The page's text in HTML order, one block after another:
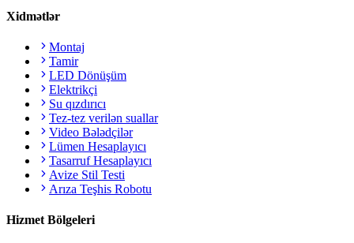
Xidmətlər
Montaj
Tamir
LED Dönüşüm
Elektrikçi
Su qızdırıcı
Tez-tez verilən suallar
Video Bələdçilər
Lümen Hesaplayıcı
Tasarruf Hesaplayıcı
Avize Stil Testi
Arıza Teşhis Robotu
Hizmet Bölgeleri